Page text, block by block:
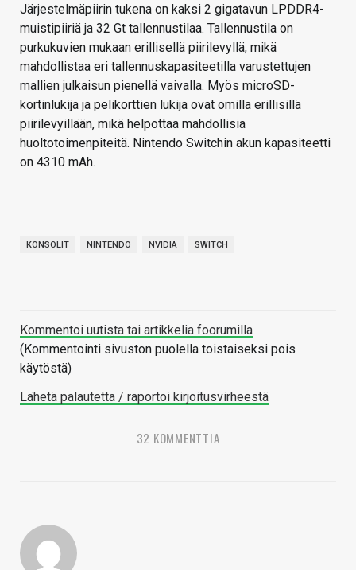
Järjestelmäpiirin tukena on kaksi 2 gigatavun LPDDR4-
muistipiiriä ja 32 Gt tallennustilaa. Tallennustila on
purkukuvien mukaan erillisellä piirilevyllä, mikä
mahdollistaa eri tallennuskapasiteetilla varustettujen
mallien julkaisun pienellä vaivalla. Myös microSD-
kortinlukija ja pelikorttien lukija ovat omilla erillisillä
piirilevyillään, mikä helpottaa mahdollisia
huoltotoimenpiteitä. Nintendo Switchin akun kapasiteetti
on 4310 mAh.
KONSOLIT NINTENDO NVIDIA SWITCH
Kommentoi uutista tai artikkelia foorumilla
(Kommentointi sivuston puolella toistaiseksi pois
käytöstä)
Lähetä palautetta / raportoi kirjoitusvirheestä
32 KOMMENTTIA